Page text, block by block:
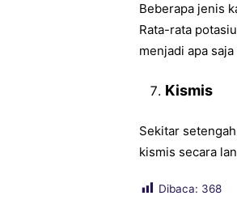
Beberapa jenis
Rata-rata
menjadi apa
Kismis
Sekitar
kismis secara
Dibaca: 368